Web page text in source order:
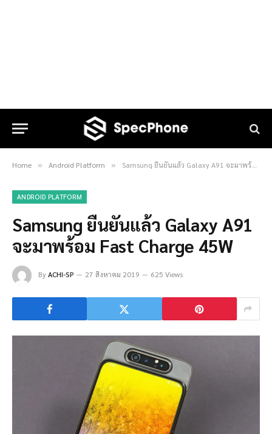
Home » Android Platform » Samsung ยืนยันแล้ว Galaxy A91 จะมาพร้อม Fast Charge 45W
ANDROID PLATFORM
Samsung ยืนยันแล้ว Galaxy A91
จะมาพร้อม Fast Charge 45W
ByACHI-SP 27 สิงหาคม 2019 625 Views